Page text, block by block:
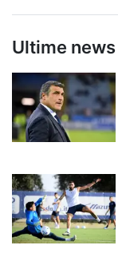
Ultime news